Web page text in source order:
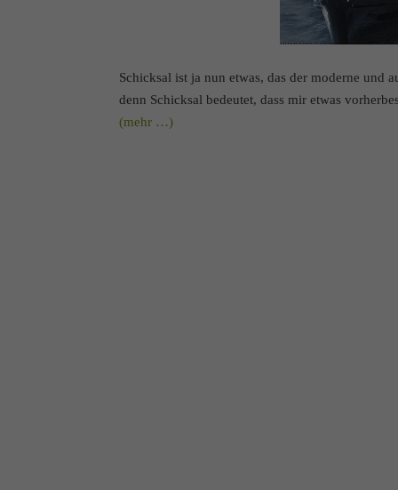
Schicksal ist ja nun etwas, das der moderne und
denn Schicksal bedeutet, dass mir etwas
(mehr …)